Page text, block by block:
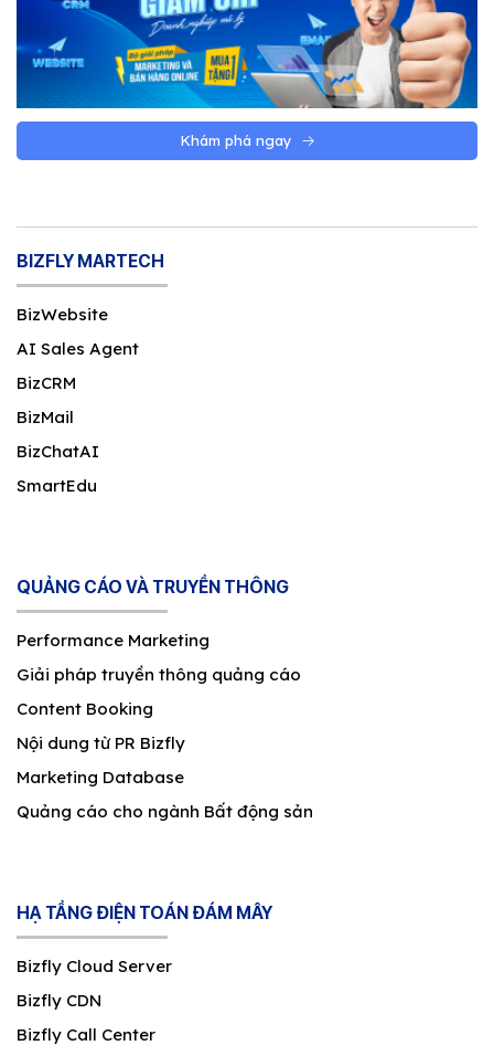
Khám phá ngay
BIZFLY MARTECH
BizWebsite
AI Sales Agent
BizCRM
BizMail
BizChatAI
SmartEdu
QUẢNG CÁO VÀ TRUYỀN THÔNG
Performance Marketing
Giải pháp truyền thông quảng cáo
Content Booking
Nội dung từ PR Bizfly
Marketing Database
Quảng cáo cho ngành Bất động sản
HẠ TẦNG ĐIỆN TOÁN ĐÁM MÂY
Bizfly Cloud Server
Bizfly CDN
Bizfly Call Center